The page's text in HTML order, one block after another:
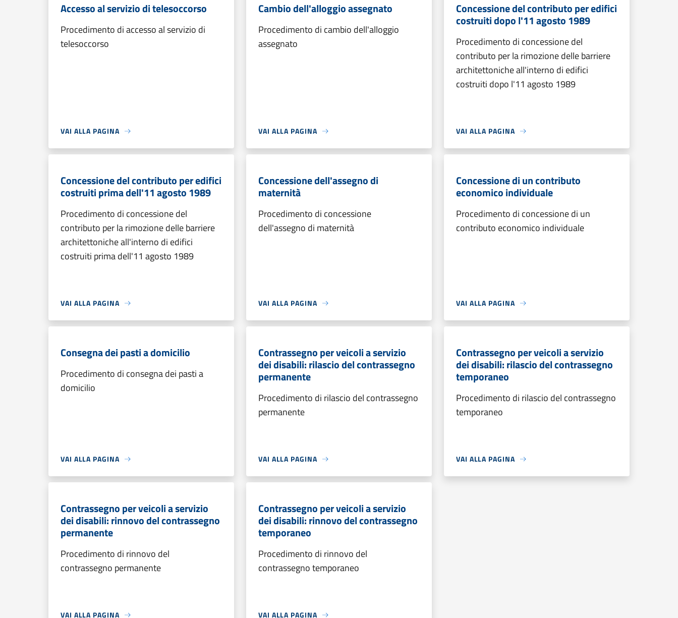
Accesso al servizio di telesoccorso
Procedimento di accesso al servizio di
telesoccorso
VAI ALLA PAGINA
Cambio dell'alloggio assegnato
Procedimento di cambio dell'alloggio
assegnato
VAI ALLA PAGINA
Concessione del contributo per edifici
costruiti dopo l'11 agosto 1989
Procedimento di concessione del
contributo per la rimozione delle barriere
architettoniche all'interno di edifici
costruiti dopo l'11 agosto 1989
VAI ALLA PAGINA
Concessione del contributo per edifici
costruiti prima dell'11 agosto 1989
Procedimento di concessione del
contributo per la rimozione delle barriere
architettoniche all'interno di edifici
costruiti prima dell'11 agosto 1989
VAI ALLA PAGINA
Concessione dell'assegno di
maternità
Procedimento di concessione
dell'assegno di maternità
VAI ALLA PAGINA
Concessione di un contributo
economico individuale
Procedimento di concessione di un
contributo economico individuale
VAI ALLA PAGINA
Consegna dei pasti a domicilio
Procedimento di consegna dei pasti a
domicilio
VAI ALLA PAGINA
Contrassegno per veicoli a servizio
dei disabili: rilascio del contrassegno
permanente
Procedimento di rilascio del contrassegno
permanente
VAI ALLA PAGINA
Contrassegno per veicoli a servizio
dei disabili: rilascio del contrassegno
temporaneo
Procedimento di rilascio del contrassegno
temporaneo
VAI ALLA PAGINA
Contrassegno per veicoli a servizio
dei disabili: rinnovo del contrassegno
permanente
Procedimento di rinnovo del
contrassegno permanente
VAI ALLA PAGINA
Contrassegno per veicoli a servizio
dei disabili: rinnovo del contrassegno
temporaneo
Procedimento di rinnovo del
contrassegno temporaneo
VAI ALLA PAGINA